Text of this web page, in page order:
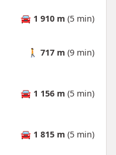
🚘 1 910 m (5 min)
🚶 717 m (9 min)
🚘 1 156 m (5 min)
🚘 1 815 m (5 min)